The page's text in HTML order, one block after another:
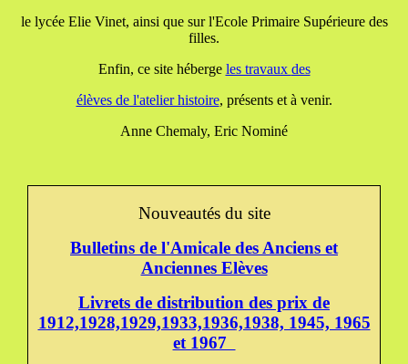
le lycée Elie Vinet, ainsi que sur l'Ecole Primaire Supérieure des
filles.
Enfin, ce site héberge les travaux des
élèves de l'atelier histoire, présents et à venir.
Anne Chemaly, Eric Nominé
Nouveautés du site
Bulletins de l'Amicale des Anciens et
Anciennes Elèves
Livrets de distribution des prix de
1912,1928,1929,1933,1936,1938, 1945, 1965
et 1967